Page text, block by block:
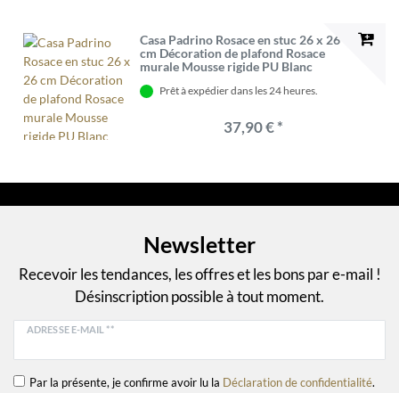
Casa Padrino Rosace en stuc 26 x 26
cm Décoration de plafond Rosace
murale Mousse rigide PU Blanc
Prêt à expédier dans les 24 heures.
37,90 € *
Newsletter
Recevoir les tendances, les offres et les bons par e-mail !
Désinscription possible à tout moment.
ADRESSE E-MAIL **
Par la présente, je confirme avoir lu la Déclaration de confidentialité.